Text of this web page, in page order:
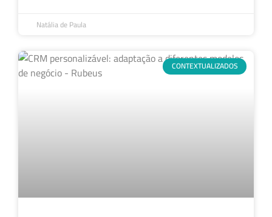
Natália de Paula
CONTEXTUALIZADOS